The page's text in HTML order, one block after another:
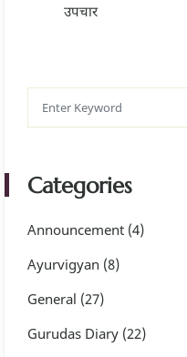
उपचार
Categories
Announcement (4)
Ayurvigyan (8)
General (27)
Gurudas Diary (22)